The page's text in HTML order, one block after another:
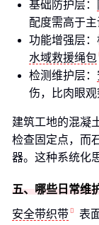
基础防护层：
配度需高于
功能增强层
水域救援绳包
检测维护层：
伤，比肉眼
建筑工地的混凝
检查固定点，而
器。这种系统化
五、哪些日常维
安全带织带
表